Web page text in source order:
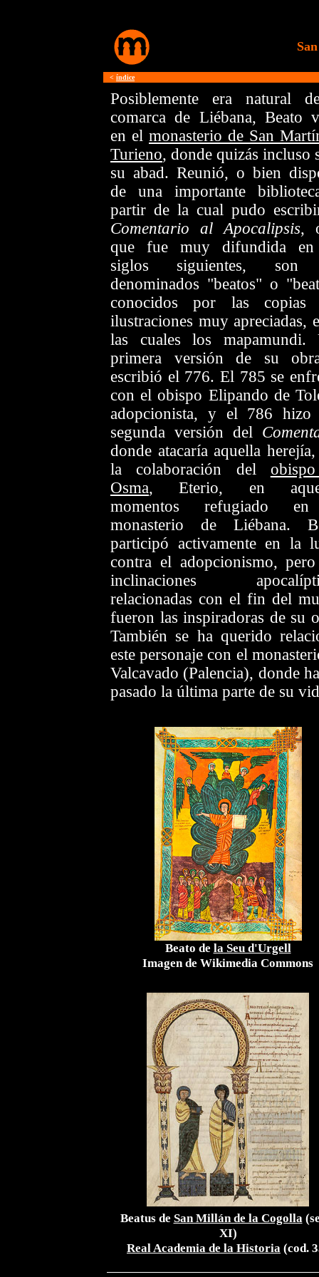
< índice
Posiblemente era natural
comarca de Liébana, Beato
en el monasterio de San
Turieno, donde quizás incluso
su abad. Reunió, o bien
de una importante
partir de la cual pudo
Comentario al Apocalipsis,
que fue muy difundida
siglos siguientes, son
denominados "beatos" o
conocidos por las copias
ilustraciones muy apreciadas,
las cuales los mapamundi.
primera versión de su
escribió el 776. El 785 se
con el obispo Elipando de
adopcionista, y el 786 hizo
segunda versión del
donde atacaría aquella
la colaboración del
Osma, Eterio, en
momentos refugiado
monasterio de Liébana.
participó activamente en la
contra el adopcionismo,
inclinaciones
relacionadas con el fin del
fueron las inspiradoras de su
También se ha querido
este personaje con el
Valcavado (Palencia), donde
pasado la última parte de su
Beato de la Seu d'Urgell
Imagen de Wikimedia Commons
Beatus de San Millán de la Cogolla
XI)
Real Academia de la Historia (cod.